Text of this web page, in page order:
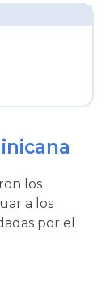
los
a los
por el